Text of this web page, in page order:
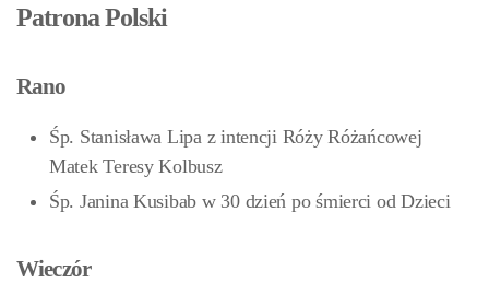
Patrona Polski
Rano
Śp. Stanisława Lipa z intencji Róży Różańcowej
Matek Teresy Kolbusz
Śp. Janina Kusibab w 30 dzień po śmierci od Dzieci
Wieczór